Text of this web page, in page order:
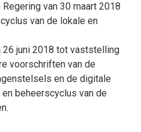
van 30 maart 2018
van de lokale en
juni 2018 tot vaststelling
voorschriften van de
en de digitale
beheerscyclus van de